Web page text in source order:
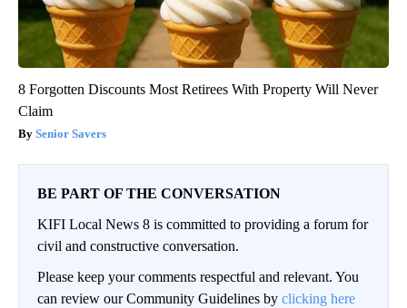
8 Forgotten Discounts Most Retirees With Property Will Never
Claim
Senior Savers
BE PART OF THE CONVERSATION
KIFI Local News 8 is committed to providing a forum for
civil and constructive conversation.
Please keep your comments respectful and relevant. You
can review our Community Guidelines by clicking here